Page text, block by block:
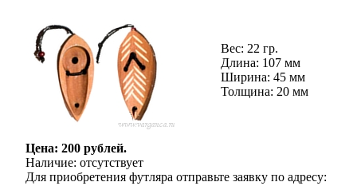
Вес: 22 гр.
Длина: 107 мм
Ширина: 45 мм
Толщина: 20 мм
Цена: 200 рублей.
Наличие: отсутствует
Для приобретения футляра отправьте заявку по адресу: